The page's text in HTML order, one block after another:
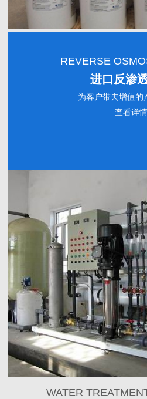
REVERSE
进口反渗
为客户带去增值的
查看详情
WATER